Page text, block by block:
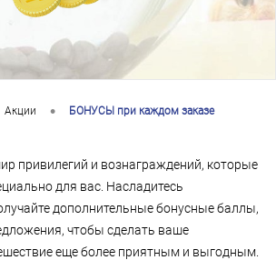
Акции • БОНУСЫ при каждом заказе
привилегий и вознаграждений, которые
для вас. Насладитесь
дополнительные бонусные баллы,
чтобы сделать ваше
еще более приятным и выгодным.